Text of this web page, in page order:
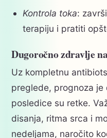
Kontrola toka:
terapiju i pratiti
Dugoročno zdravlje
Uz kompletnu
preglede, prognoza je
posledice su retke.
disanja, ritma srca i
nedeljama, naročito